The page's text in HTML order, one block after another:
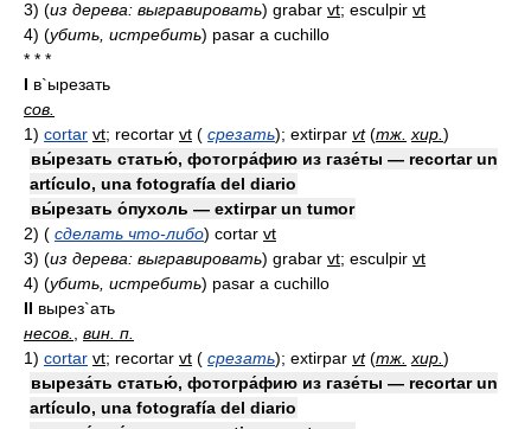
3) (из дерева: выгравировать) grabar vt; esculpir vt
4) (убить, истребить) pasar a cuchillo
* * *
I в`ырезать
сов.
1) cortar vt; recortar vt ( срезать); extirpar vt(тж. хир. )
вы́резать статью́, фотогра́фию из газе́ты — recortar un
artículo, una fotografía del diario
вы́резать о́пухоль — extirpar un tumor
2) ( сделать что-либо) cortar vt
3) (из дерева: выгравировать) grabar vt; esculpir vt
4) (убить, истребить) pasar a cuchillo
II вырез`ать
несов.
вин. п.
1) cortar vt; recortar vt ( срезать); extirpar vt(тж. хир. )
выреза́ть статью́, фотогра́фию из газе́ты — recortar un
artículo, una fotografía del diario